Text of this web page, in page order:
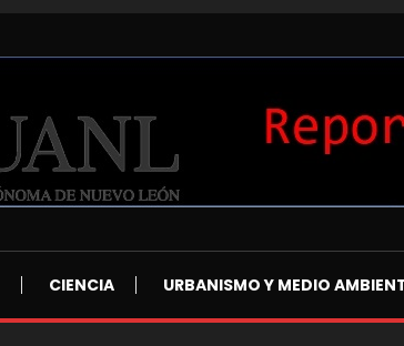
CIENCIA URBANISMO Y MEDIO